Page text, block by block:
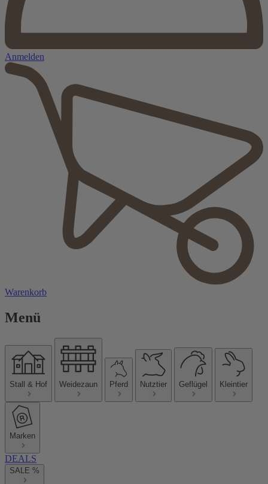
Anmelden
Warenkorb
Menü
Stall & Hof Weidezaun Pferd Nutztier Geflügel Kleintier
Marken
DEALS
SALE %